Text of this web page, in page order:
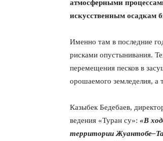
атмосферными
искусственным осадкам
Именно там в последние
рисками опустынивания.
перемещения песков в
орошаемого земледелия, а
Казыбек Бедебаев,
ведения «Туран су»: «В
территории